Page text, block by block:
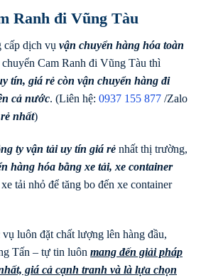
Ranh đi Vũng Tàu
cấp dịch vụ vận chuyển hàng hóa toàn
Cam Ranh đi Vũng Tàu thì
tín, giá rẻ còn vận chuyển hàng đi
cả nước. (Liên hệ: 0937 155 877 /Zalo
nhất)
ty vận tải uy tín giá rẻ nhất thị trường,
hàng hóa bằng xe tải, xe container
tải nhỏ để tăng bo đến xe container
luôn đặt chất lượng lên hàng đầu,
Tấn – tự tin luôn mang đến giải pháp
giá cả cạnh tranh và là lựa chọn